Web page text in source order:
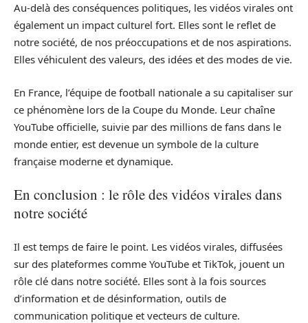
Au-delà des conséquences politiques, les vidéos virales ont
également un impact culturel fort. Elles sont le reflet de
notre société, de nos préoccupations et de nos aspirations.
Elles véhiculent des valeurs, des idées et des modes de vie.
En France, l’équipe de football nationale a su capitaliser sur
ce phénomène lors de la Coupe du Monde. Leur chaîne
YouTube officielle, suivie par des millions de fans dans le
monde entier, est devenue un symbole de la culture
française moderne et dynamique.
En conclusion : le rôle des vidéos virales dans
notre société
Il est temps de faire le point. Les vidéos virales, diffusées
sur des plateformes comme YouTube et TikTok, jouent un
rôle clé dans notre société. Elles sont à la fois sources
d’information et de désinformation, outils de
communication politique et vecteurs de culture.